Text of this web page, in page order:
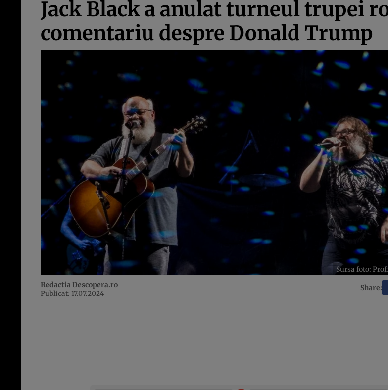
Jack Black a anulat turneul trupei
comentariu despre Donald Trump
Sursa foto:
Redactia Descopera.ro
Publicat: 17.07.2024
Share: